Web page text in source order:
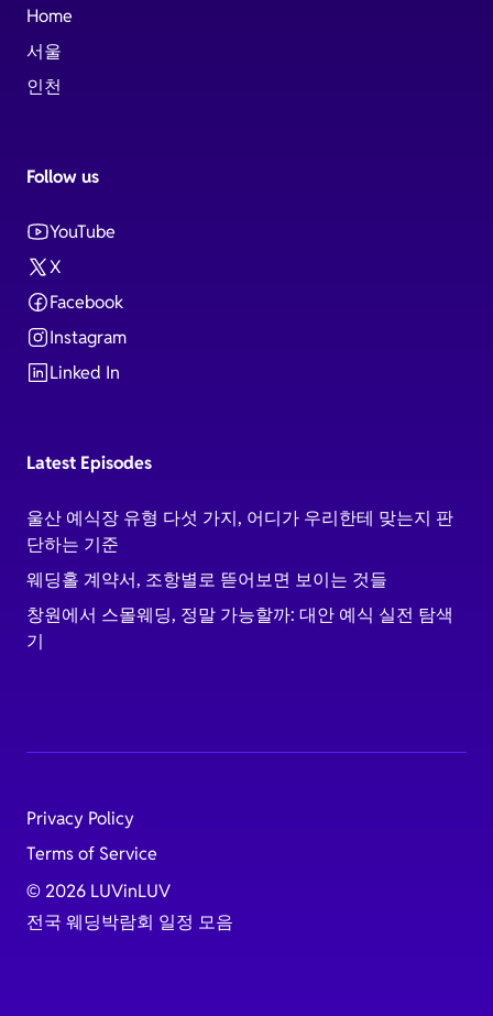
Home
서울
인천
Follow us
YouTube
X
Facebook
Instagram
Linked In
Latest Episodes
울산 예식장 유형 다섯 가지, 어디가 우리한테 맞는지 판
단하는 기준
웨딩홀 계약서, 조항별로 뜯어보면 보이는 것들
창원에서 스몰웨딩, 정말 가능할까: 대안 예식 실전 탐색
기
© 2026 LUVinLUV
전국 웨딩박람회 일정 모음
Privacy Policy
Terms of Service